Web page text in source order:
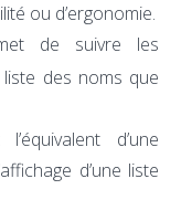
ou d’ergonomie.
de suivre les
des noms que
d’une
d’une liste